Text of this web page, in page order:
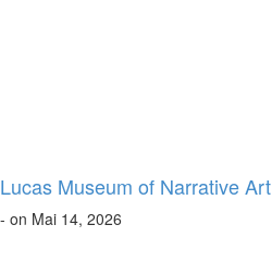
Lucas Museum of Narrative Art
- on Mai 14, 2026